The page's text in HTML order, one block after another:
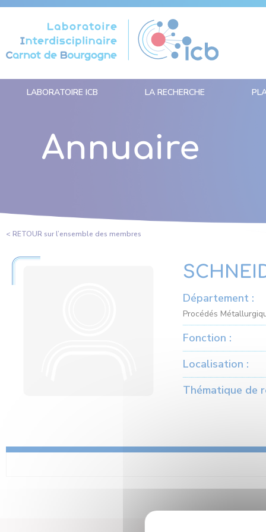
LABORATOIRE ICB LA RECHERCHE
Annuaire
< RETOUR sur l’ensemble des membres
Département :
Procédés
Fonction :
Localisation :
Thématique de
Panneau de gestion des cookies